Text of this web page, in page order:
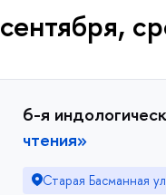
сентября,
6-я
чтения»
Старая Басманная